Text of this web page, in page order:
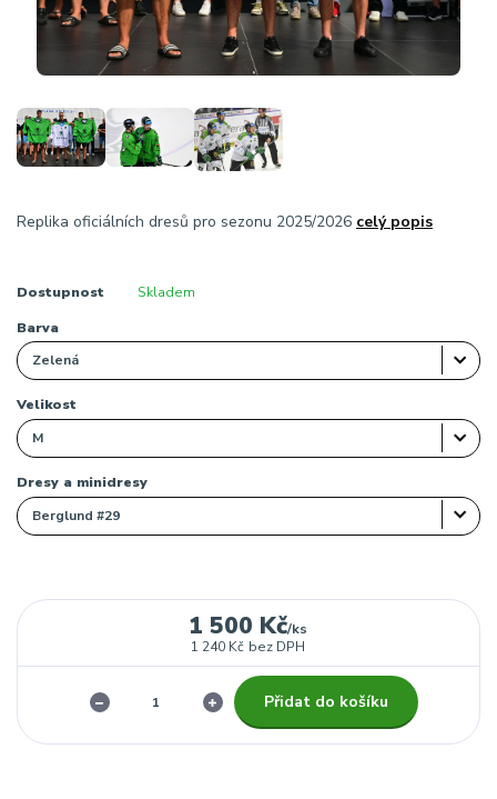
Replika oficiálních dresů pro sezonu 2025/2026 celý popis
Dostupnost Skladem
Barva
Velikost
Dresy a minidresy
1 500 Kč/ks
1 240 Kč bez DPH
Přidat do košíku